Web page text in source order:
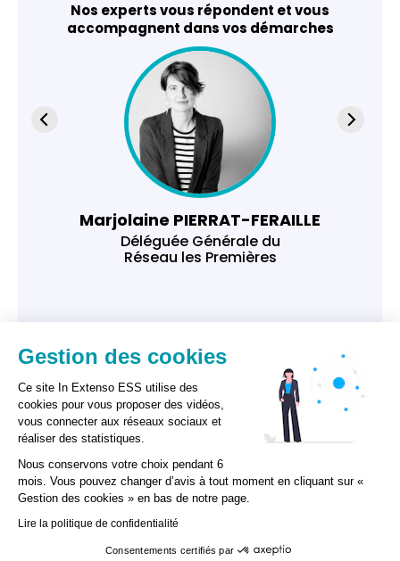
Nos experts vous répondent et vous
accompagnent dans vos démarches
Marjolaine PIERRAT-FERAILLE
Déléguée Générale du
Réseau les Premières
Gestion des cookies
Ce site In Extenso ESS utilise des
cookies pour vous proposer des vidéos,
vous connecter aux réseaux sociaux et
réaliser des statistiques.
Nous conservons votre choix pendant 6
mois. Vous pouvez changer d’avis à tout moment en cliquant sur «
Gestion des cookies » en bas de notre page.
Lire la politique de confidentialité
Consentements certifiés par
GESTION DES COOKIES